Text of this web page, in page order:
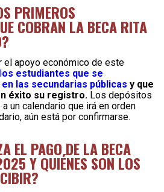
PRIMEROS
COBRAN LA BECA RITA
el apoyo económico de este
los estudiantes que se
las secundarias públicas y que
éxito su registro. Los depósitos
un calendario que irá en orden
aún está por confirmarse.
EL PAGO DE LA BECA
Y QUIÉNES SON LOS